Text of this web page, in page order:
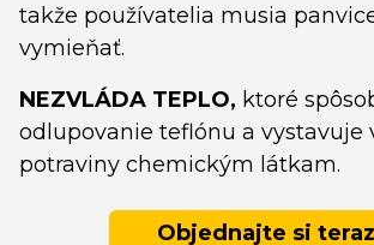
takže používatelia musia
vymieňať.
NEZVLÁDA TEPLO, ktoré
odlupovanie teflónu a vystavuje
potraviny chemickým látkam.
Objednajte si